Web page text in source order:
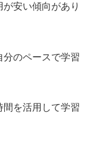
安い傾向があり
分のペースで学習
間を活用して学習